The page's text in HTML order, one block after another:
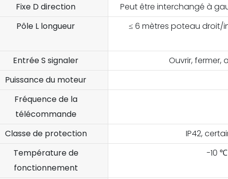
Fixe Ddirection
Peut être interchangé à
Pôle L longueur
≤ 6 mètres poteau droit/
EntréeS signaler
Ouvrir,
Puissance du moteur
Fréquence de la
télécommande
Classe de protection
IP42,
Température de
fonctionnement
-10